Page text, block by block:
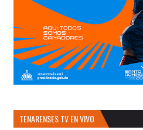
TENARENSES TV EN VIVO